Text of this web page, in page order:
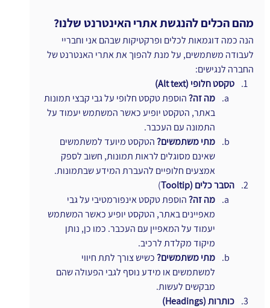
מהם הכלים להנגשת אתרי האינטרנט שלנו?
הנה כמה דוגמאות לכלים ופרקטיקות שבהם אני וחבריי
לעבודה משתמשים, על מנת להפוך את אתרי האנטרנט של
החברה לנגישים:
טקסט חלופי (Alt text)
מה זה? הוספת טקסט חלופי על גבי קבצי תמונות
באתר, הטקסט יופיע כאשר המשתמש יעמוד על
התמונה עם העכבר.
מתי משתמשים? הטקסט מיועד למשתמשים
שאינם מסוגלים לראות תמונות, חשוב לספק
אמצעים חלופיים להעברת המידע שבתמונות.
הסבר כלים (Tooltip
)
מה זה? הוספת טקסט אינפורמטיבי על גבי
מאפיינים באתר, הטקסט יופיע כאשר המשתמש
יעמוד על המאפיין עם העכבר. כמו כן, נותן
מיקוד מקלדת לרכיב.
מתי משתמשים? כשיש צורך לתת חיווי
למשתמשים או מידע נוסף לגבי הפעולה שהם
מבקשים לעשות.
כותרות (Headings)